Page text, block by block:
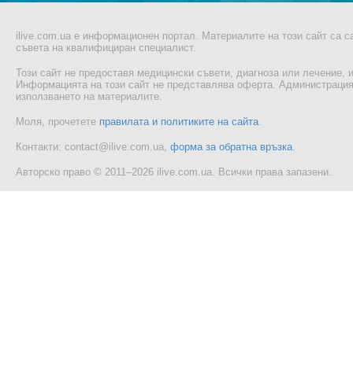
ilive.com.ua е информационен портал. Материалите на този сайт са
съвета на квалифициран специалист.
Този сайт не предоставя медицински съвети, диагноза или лечение,
Информацията на този сайт не представлява оферта.
използването на материалите.
Моля, прочетете правилата и политиките на сайта.
Контакти: contact@ilive.com.ua, форма за обратна връзка.
Авторско право © 2011–2026 ilive.com.ua. Всички права запазени.